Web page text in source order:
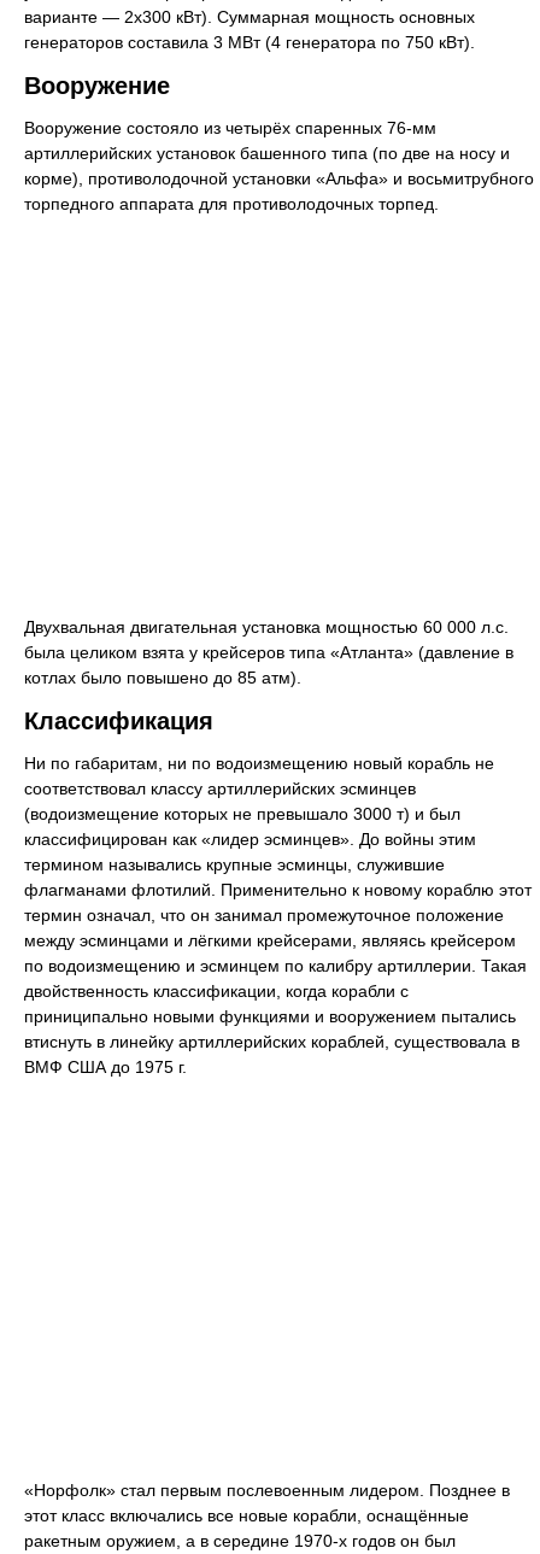
варианте — 2х300 кВт). Суммарная мощность основных
генераторов составила 3 МВт (4 генератора по 750 кВт).
Вооружение
Вооружение состояло из четырёх спаренных 76-мм
артиллерийских установок башенного типа (по две на носу и
корме), противолодочной установки «Альфа» и восьмитрубного
торпедного аппарата для противолодочных торпед.
Двухвальная двигательная установка мощностью 60 000 л.с.
была целиком взята у крейсеров типа «Атланта» (давление в
котлах было повышено до 85 атм).
Классификация
Ни по габаритам, ни по водоизмещению новый корабль не
соответствовал классу артиллерийских эсминцев
(водоизмещение которых не превышало 3000 т) и был
классифицирован как «лидер эсминцев». До войны этим
термином назывались крупные эсминцы, служившие
флагманами флотилий. Применительно к новому кораблю этот
термин означал, что он занимал промежуточное положение
между эсминцами и лёгкими крейсерами, являясь крейсером
по водоизмещению и эсминцем по калибру артиллерии. Такая
двойственность классификации, когда корабли с
приниципально новыми функциями и вооружением пытались
втиснуть в линейку артиллерийских кораблей, существовала в
ВМФ США до 1975 г.
«Норфолк» стал первым послевоенным лидером. Позднее в
этот класс включались все новые корабли, оснащённые
ракетным оружием, а в середине 1970-х годов он был